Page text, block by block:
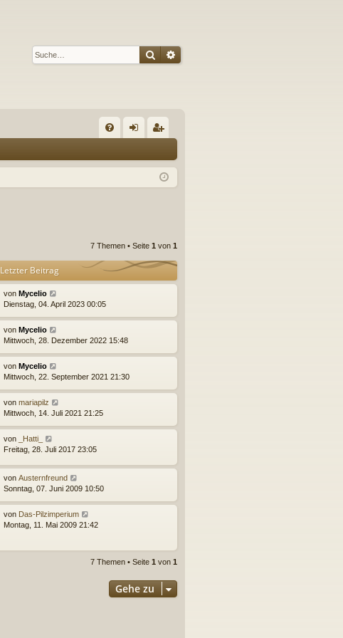
SucheErweiterte Suche
Q m ist
7 Themen • Seite 1 von 1
Letzter Beitrag
von Mycelio
Dienstag, 04. April 2023 00:05
von Mycelio
Mittwoch, 28. Dezember 2022 15:48
von Mycelio
Mittwoch, 22. September 2021 21:30
von mariapilz
Mittwoch, 14. Juli 2021 21:25
von
_Hatti_
Freitag, 28. Juli 2017 23:05
von Austernfreund
Sonntag, 07. Juni 2009 10:50
von Das-Pilzimperium
Montag, 11. Mai 2009 21:42
7 Themen • Seite 1 von 1
Gehe zu